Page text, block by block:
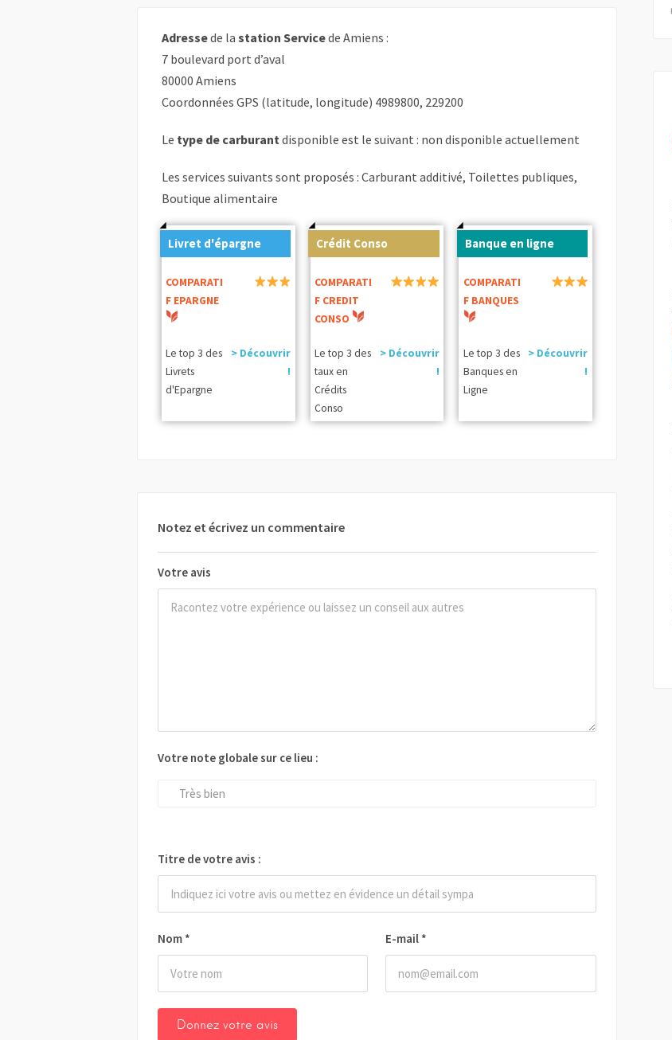
Adressede la station Servicede Amiens :
7 boulevard port d’aval
80000 Amiens
Coordonnées GPS (latitude, longitude) 4989800, 229200
Le type de carburantdisponible est le suivant : non disponible actuellement
Les services suivants sont proposés : Carburant additivé, Toilettes publiques,
Boutique alimentaire
Livret d'épargne
COMPARATI
F EPARGNE
Le top 3 des
Livrets
d'Epargne
> Découvrir
!
Crédit Conso
COMPARATI
F CREDIT
CONSO
Le top 3 des
taux en
Crédits
Conso
> Découvrir
!
Banque en ligne
COMPARATI
F BANQUES
Le top 3 des
Banques en
Ligne
> Découvrir
!
Notez et écrivez un commentaire
Votre avis
Nom * E-mail *
Votre note globale sur ce lieu :
Très bien
Titre de votre avis :